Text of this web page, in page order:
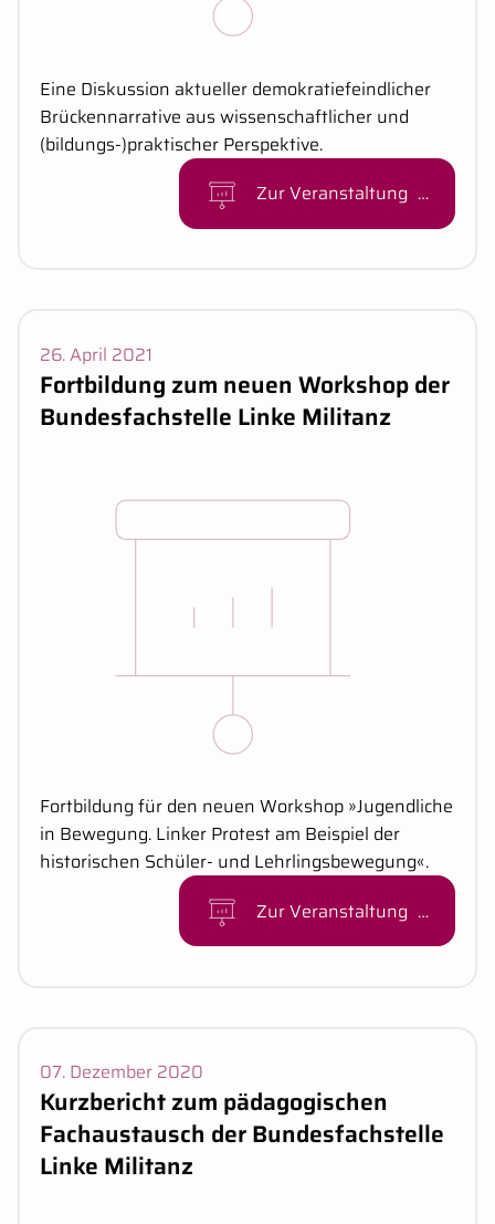
Kurzbeschreibung:
Eine Diskussion aktueller demokratiefeindlicher
Brückennarrative aus wissenschaftlicher und
(bildungs-)praktischer Perspektive.
Zur Veranstaltung
Fortbildung zum neuen Workshop der
Bundesfachstelle Linke Militanz
Veranstaltungsdaten:
26. April 2021
Kurzbeschreibung:
Fortbildung für den neuen Workshop »Jugendliche
in Bewegung. Linker Protest am Beispiel der
historischen Schüler- und Lehrlingsbewegung«.
Zur Veranstaltung
Kurzbericht zum pädagogischen
Fachaustausch der Bundesfachstelle
Linke Militanz
Veranstaltungsdaten:
07. Dezember 2020